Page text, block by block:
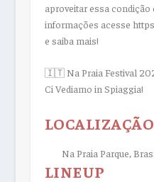
aproveitar essa condição
informações acesse
e saiba mais!
🇮🇹 Na Praia Festival
Ci Vediamo in Spiaggia!
LOCALIZAÇÃO
Na Praia Parque,
LINEUP